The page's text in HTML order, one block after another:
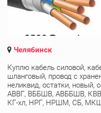
Челябинск
Куплю кабель силовой,
шланговый, провод с
неликвид, остатки, новый,
АВВГ, ВББШВ, АВББШВ,
КГ-хл, НРГ, НРШМ, СБ,